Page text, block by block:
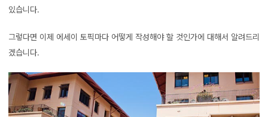
있습니다.
그렇다면 이제 에세이 토픽마다 어떻게 작성해야 할 것인가에 대해서 알려드리
겠습니다.